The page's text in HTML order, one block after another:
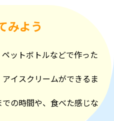
みよう
ットボトルなどで作った
イスクリームができるま
の時間や、食べた感じな